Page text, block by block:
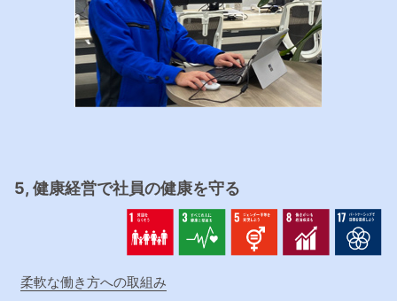
5, 健康経営で社員の健康を守る
柔軟な働き方への取組み